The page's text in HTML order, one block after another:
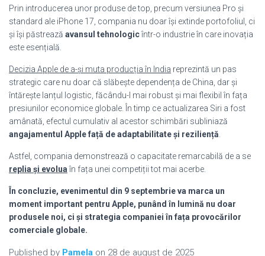
Prin introducerea unor produse de top, precum versiunea Pro și
standard ale iPhone 17, compania nu doar își extinde portofoliul, ci
și își păstrează avansul tehnologicîntr-o industrie în care inovația
este esențială.
Decizia Apple de a-și muta producția în India reprezintă un pas
strategic care nu doar că slăbește dependența de China, dar și
întărește lanțul logistic, făcându-l mai robust și mai flexibil în fața
presiunilor economice globale. În timp ce actualizarea Siri a fost
amânată, efectul cumulativ al acestor schimbări subliniază
angajamentul Apple față de adaptabilitate și reziliență
Astfel, compania demonstrează o capacitate remarcabilă de a se
replia și evolua în fața unei competiții tot mai acerbe.
În concluzie, evenimentul din 9 septembrie va marca un
moment important pentru Apple, punând în lumină nu doar
produsele noi, ci și strategia companiei în fața provocărilor
comerciale globale.
Published by Pamela on 28 de august de 2025